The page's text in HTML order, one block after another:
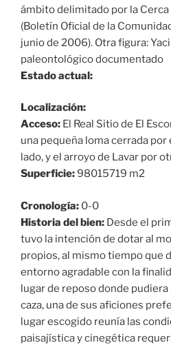
ámbito delimitado por la Cerca
(Boletín Oficial de la
junio de 2006). Otra figura:
paleontológico documentado
Estado actual:
Localización:
Acceso: El Real Sitio de El
una pequeña loma cerrada por
lado, y el arroyo de Lavar por
Superficie:98015719 m2
Cronología: 0-0
Historia del bien: Desde el
tuvo la intención de dotar al
propios, al mismo tiempo que
entorno agradable con la
lugar de reposo donde
caza, una de sus aficiones
lugar escogido reunía las
paisajística y cinegética